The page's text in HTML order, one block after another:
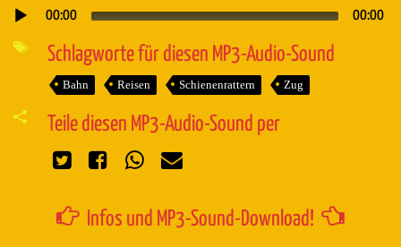
Audio-
00:00 00:00
Schlagworte für diesen MP3-Audio-Sound
Bahn Reisen Schienenrattern Zug
Teile diesen MP3-Audio-Sound per
Infos und MP3-Sound-Download!